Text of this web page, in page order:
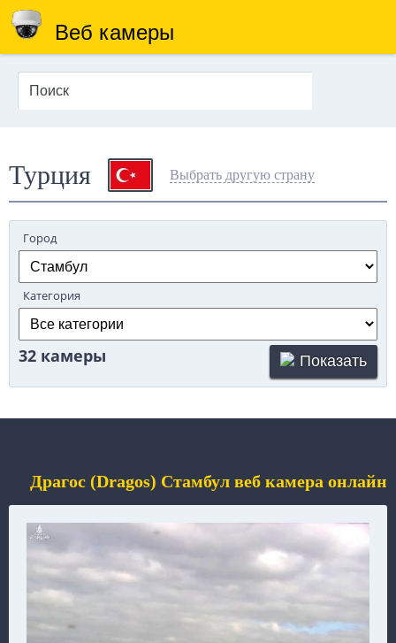
Веб камеры
Турция Выбрать другую страну
Город
Категория
32 камеры Показать
Драгос (Dragos) Стамбул веб камера онлайн